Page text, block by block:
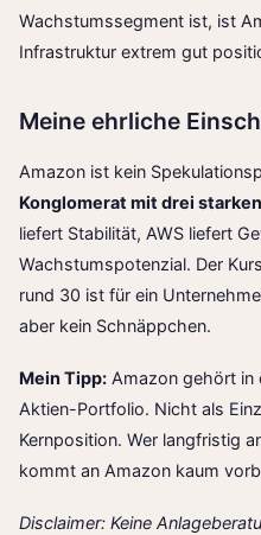
Wachstumssegment ist, ist
Infrastruktur extrem gut
Meine ehrliche
Amazon ist kein
Konglomerat mit drei
liefert Stabilität, AWS liefert
Wachstumspotenzial. Der
rund 30 ist für ein
aber kein Schnäppchen.
Mein Tipp: Amazon gehört in
Aktien-Portfolio. Nicht als
Kernposition. Wer langfristig
kommt an Amazon kaum
Disclaimer: Keine